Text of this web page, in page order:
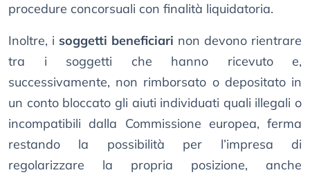
procedure concorsuali con finalità liquidatoria.
Inoltre, i soggetti beneficiari non devono rientrare
tra i soggetti che hanno ricevuto e,
successivamente, non rimborsato o depositato in
un conto bloccato gli aiuti individuati quali illegali o
incompatibili dalla Commissione europea, ferma
restando la possibilità per l’impresa di
regolarizzare la propria posizione, anche